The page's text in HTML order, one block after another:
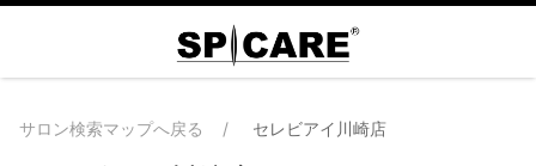
サロン検索マップへ戻る セレビアイ川崎店